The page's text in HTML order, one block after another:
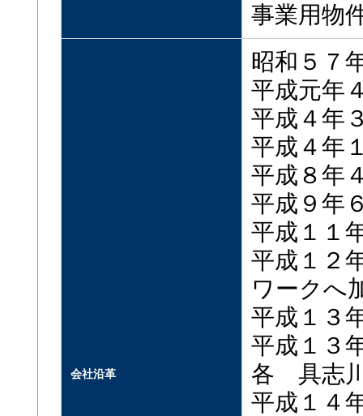
事業用物
会社沿革
昭和５
平成元年
平成４
平成４年
平成８
平成９
平成１１
平成１２
ワークへ
平成１３
平成１３
各 具志
平成１４